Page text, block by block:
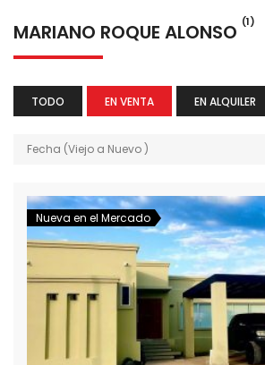
MARIANO ROQUE ALONSO (1)
TODO EN VENTA EN ALQUILER
Fecha (Viejo a Nuevo )
Nueva en el Mercado